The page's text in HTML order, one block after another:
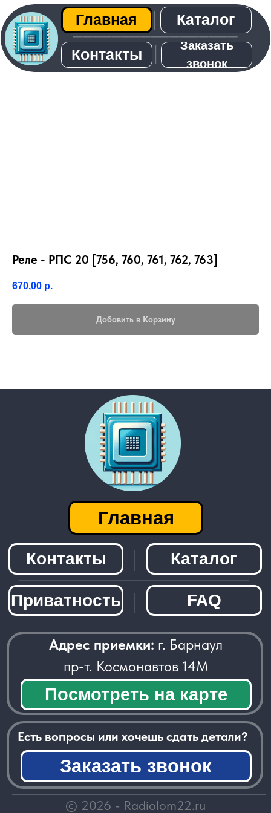
Главная Каталог
Контакты
─────────────────
│
Заказать
звонок
│
Реле - РПС 20 [756, 760, 761, 762, 763]
670,00 р.
Добавить в Корзину
───────────────────
│
Каталог
Приватность FAQ
─────────────────────
© 2026 - Radiolom22.ru
Есть вопросы или хочешь сдать детали?
Заказать звонок
Посмотреть на карте
Адрес приемки:г. Барнаул
пр-т. Космонавтов 14М